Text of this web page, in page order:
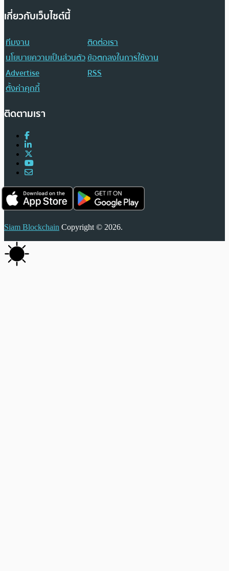
เกี่ยวกับเว็บไซต์นี้
ทีมงาน
ติดต่อเรา
นโยบายความเป็นส่วนตัวข้อตกลงในการใช้งาน
Advertise
RSS
ตั้งค่าคุกกี้
ติดตามเรา
Siam Blockchain Copyright © 2026.